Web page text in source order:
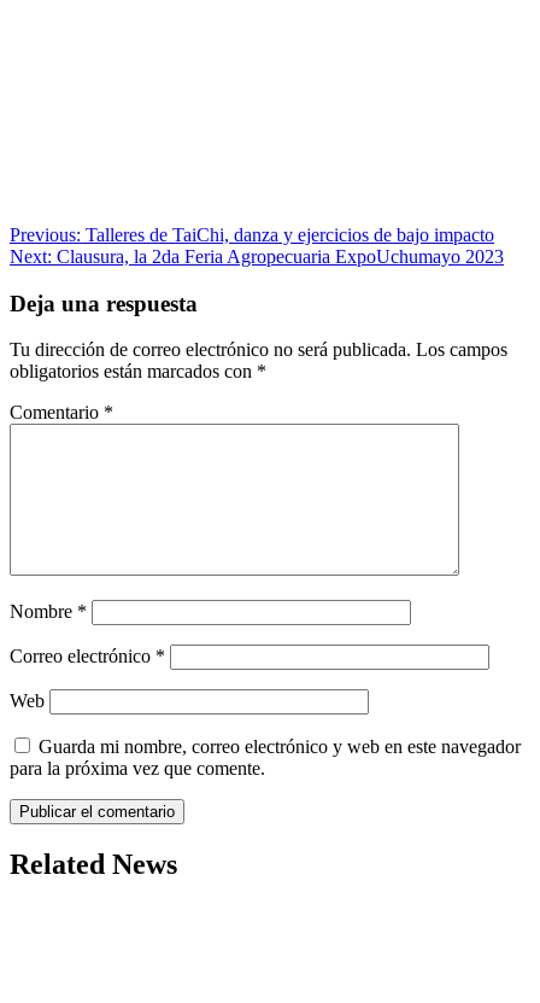
Navegación
de
entradas
Previous: Talleres de TaiChi, danza y ejercicios de bajo impacto
Next: Clausura, la 2da Feria Agropecuaria ExpoUchumayo 2023
Deja una respuesta
Tu dirección de correo electrónico no será publicada. Los campos
obligatorios están marcados con *
Comentario *
Nombre *
Correo electrónico *
Web
Guarda mi nombre, correo electrónico y web en este navegador
para la próxima vez que comente.
Related News